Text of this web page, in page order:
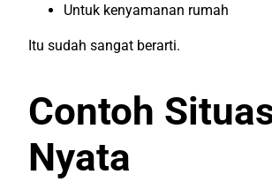
Untuk kenyamanan rumah
Itu sudah sangat berarti.
Contoh
Nyata